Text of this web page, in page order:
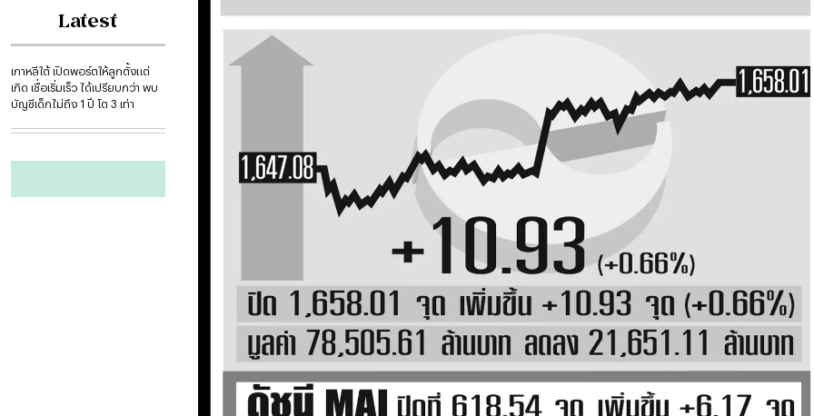
Latest
เกาหลีใต้ เปิดพอร์ตให้ลูกตั้งแต่
เกิด เชื่อเริ่มเร็ว ได้เปรียบกว่า พบ
บัญชีเด็กไม่ถึง 1 ปี โต 3 เท่า